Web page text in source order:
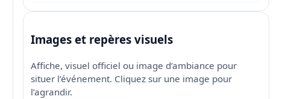
Images et repères visuels
Affiche, visuel officiel ou image d’ambiance pour
situer l’événement. Cliquez sur une image pour
l’agrandir.